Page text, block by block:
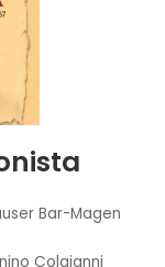
Bar-Magen
Colajanni